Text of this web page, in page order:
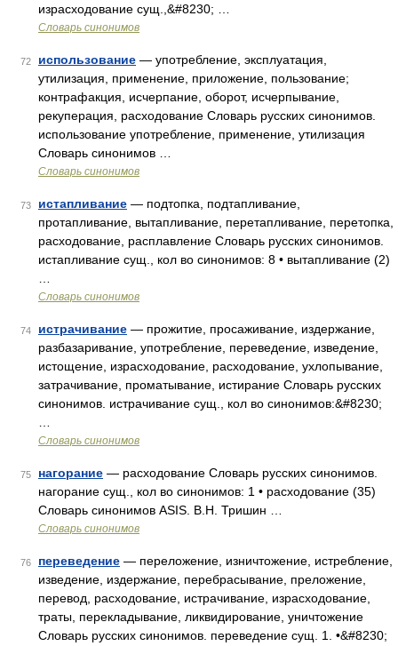
израсходование сущ.,&#8230; …
Словарь синонимов
72 использование — употребление, эксплуатация,
утилизация, применение, приложение, пользование;
контрафакция, исчерпание, оборот, исчерпывание,
рекуперация, расходование Словарь русских синонимов.
использование употребление, применение, утилизация
Словарь синонимов …
Словарь синонимов
73 истапливание — подтопка, подтапливание,
протапливание, вытапливание, перетапливание, перетопка,
расходование, расплавление Словарь русских синонимов.
истапливание сущ., кол во синонимов: 8 • вытапливание (2)
Словарь синонимов
74 истрачивание — прожитие, просаживание, издержание,
разбазаривание, употребление, переведение, изведение,
истощение, израсходование, расходование, ухлопывание,
затрачивание, проматывание, истирание Словарь русских
синонимов. истрачивание сущ., кол во синонимов:&#8230;
Словарь синонимов
75 нагорание — расходование Словарь русских синонимов.
нагорание сущ., кол во синонимов: 1 • расходование (35)
Словарь синонимов ASIS. В.Н. Тришин …
Словарь синонимов
76 переведение — переложение, изничтожение, истребление,
изведение, издержание, перебрасывание, преложение,
перевод, расходование, истрачивание, израсходование,
траты, перекладывание, ликвидирование, уничтожение
Словарь русских синонимов. переведение сущ. 1. •&#8230;